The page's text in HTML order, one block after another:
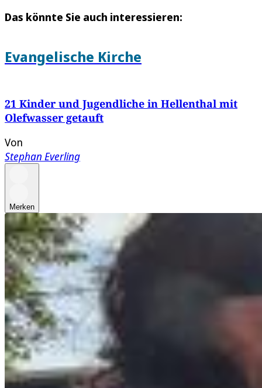
Das könnte Sie auch interessieren:
Evangelische Kirche
21 Kinder und Jugendliche in Hellenthal mit
Olefwasser getauft
Von
Stephan Everling
Merken